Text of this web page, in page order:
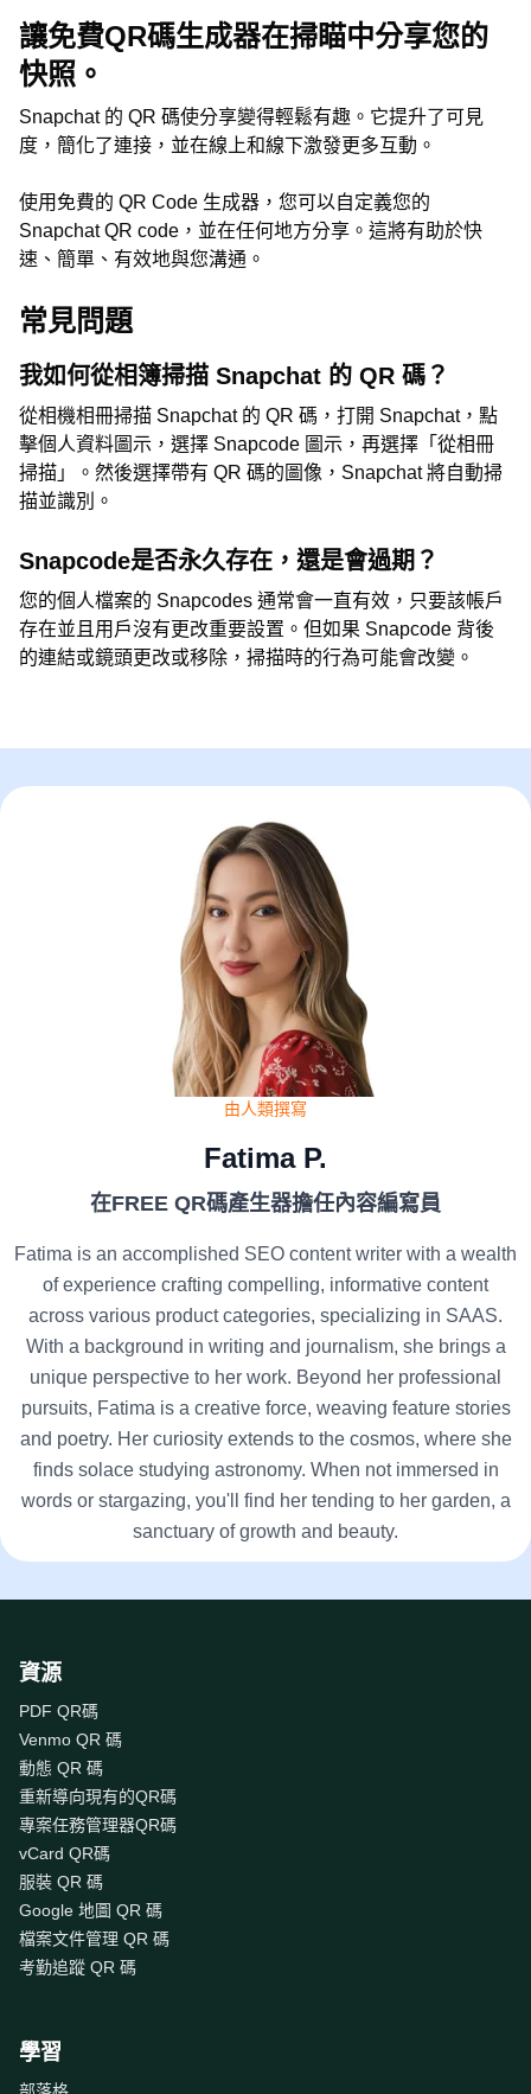
讓免費QR碼生成器在掃瞄中分享您的
快照。
Snapchat 的 QR 碼使分享變得輕鬆有趣。它提升了可見
度，簡化了連接，並在線上和線下激發更多互動。
使用免費的 QR Code 生成器，您可以自定義您的
Snapchat QR code，並在任何地方分享。這將有助於快
速、簡單、有效地與您溝通。
常見問題
我如何從相簿掃描 Snapchat 的 QR 碼？
從相機相冊掃描 Snapchat 的 QR 碼，打開 Snapchat，點
擊個人資料圖示，選擇 Snapcode 圖示，再選擇「從相冊
掃描」。然後選擇帶有 QR 碼的圖像，Snapchat 將自動掃
描並識別。
Snapcode是否永久存在，還是會過期？
您的個人檔案的 Snapcodes 通常會一直有效，只要該帳戶
存在並且用戶沒有更改重要設置。但如果 Snapcode 背後
的連結或鏡頭更改或移除，掃描時的行為可能會改變。
由人類撰寫
Fatima P.
在FREE QR碼產生器擔任內容編寫員
Fatima is an accomplished SEO content writer with a wealth
of experience crafting compelling, informative content
across various product categories, specializing in SAAS.
With a background in writing and journalism, she brings a
unique perspective to her work. Beyond her professional
pursuits, Fatima is a creative force, weaving feature stories
and poetry. Her curiosity extends to the cosmos, where she
finds solace studying astronomy. When not immersed in
words or stargazing, you'll find her tending to her garden, a
sanctuary of growth and beauty.
資源
PDF QR碼
Venmo QR 碼
動態 QR 碼
重新導向現有的QR碼
專案任務管理器QR碼
vCard QR碼
服裝 QR 碼
Google 地圖 QR 碼
檔案文件管理 QR 碼
考勤追蹤 QR 碼
學習